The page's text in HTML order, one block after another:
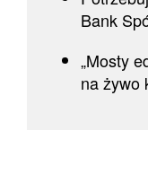
Bank
„Mosty
na żywo